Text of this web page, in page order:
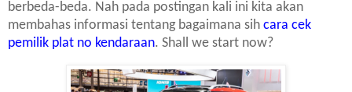
berbeda-beda. Nah pada postingan kali ini kita akan
membahas informasi tentang bagaimana sih cara cek
pemilik plat no kendaraan. Shall we start now?